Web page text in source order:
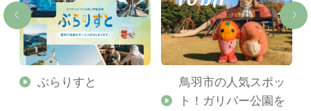
ぶらりすと
鳥羽市の人気スポッ
ト！ガリバー公園を